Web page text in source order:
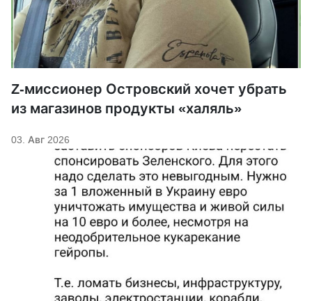
Z-миссионер Островский хочет убрать
из магазинов продукты «халяль»
03. Авг 2026